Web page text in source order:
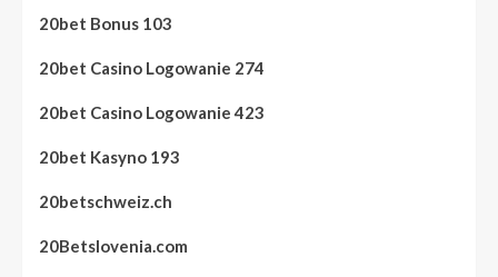
20bet Bonus 103
20bet Casino Logowanie 274
20bet Casino Logowanie 423
20bet Kasyno 193
20betschweiz.ch
20Betslovenia.com